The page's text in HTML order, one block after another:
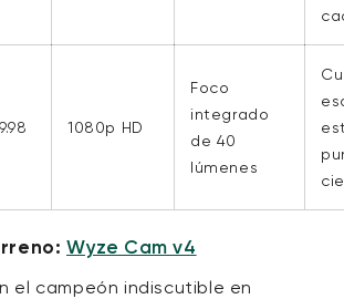
1080p HD
Foco
integrado
de 40
lúmenes
Wyze Cam v4
el campeón indiscutible en